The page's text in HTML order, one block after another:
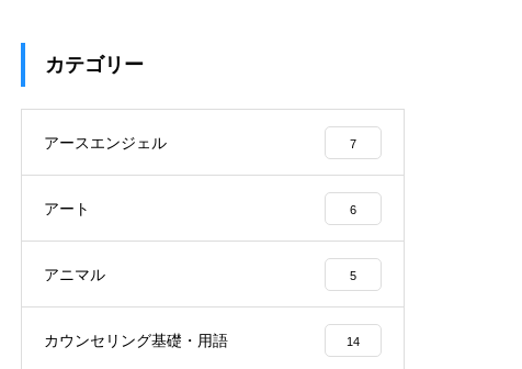
カテゴリー
アースエンジェル 7
アート 6
アニマル 5
カウンセリング基礎・用語 14